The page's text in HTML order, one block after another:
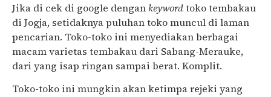
Jika di cek di google dengan keywordtoko tembakau
di Jogja, setidaknya puluhan toko muncul di laman
pencarian. Toko-toko ini menyediakan berbagai
macam varietas tembakau dari Sabang-Merauke,
dari yang isap ringan sampai berat. Komplit.
Toko-toko ini mungkin akan ketimpa rejeki yang